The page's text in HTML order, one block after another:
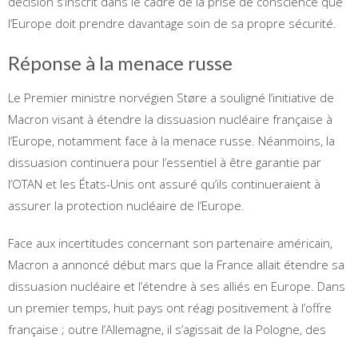
l’Europe doit prendre davantage soin de sa propre sécurité.
Réponse à la menace russe
Le Premier ministre norvégien Støre a souligné l’initiative de
Macron visant à étendre la dissuasion nucléaire française à
l’Europe, notamment face à la menace russe. Néanmoins, la
dissuasion continuera pour l’essentiel à être garantie par
l’OTAN et les États-Unis ont assuré qu’ils continueraient à
assurer la protection nucléaire de l’Europe.
Face aux incertitudes concernant son partenaire américain,
Macron a annoncé début mars que la France allait étendre sa
dissuasion nucléaire et l’étendre à ses alliés en Europe. Dans
un premier temps, huit pays ont réagi positivement à l’offre
française ; outre l’Allemagne, il s’agissait de la Pologne, des